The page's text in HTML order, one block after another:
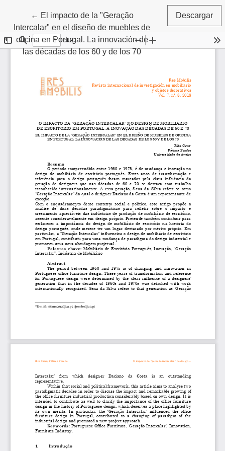
← Volver a los detalles del artículo
El impacto de la "Geração
Intercalar" en el diseño de muebles de
oficina en Portugal. La innovación de
las décadas de los 60 y de los 70
Descargar